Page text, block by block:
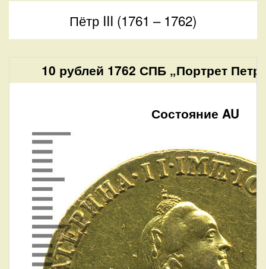
Пётр III (1761 – 1762)
10 рублей 1762 СПБ „Портрет
Состояние AU